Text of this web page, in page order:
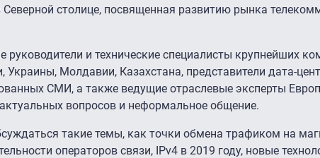
Северной столице, посвященная развитию рынка
руководители и технические специалисты крупнейших
Украины, Молдавии, Казахстана, представители дата-
СМИ, а также ведущие отраслевые эксперты
вопросов и неформальное общение.
такие темы, как точки обмена трафиком на
операторов связи, IPv4 в 2019 году, новые